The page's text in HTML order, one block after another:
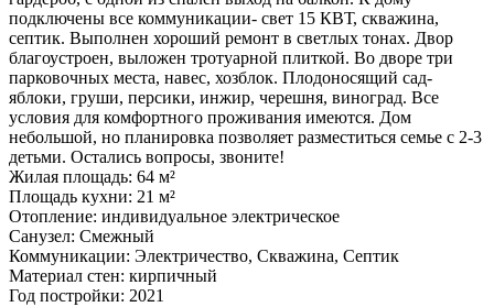
подключены все коммуникации- свет 15 КВТ, скважина,
септик. Выполнен хороший ремонт в светлых тонах. Двор
благоустроен, выложен тротуарной плиткой. Во дворе три
парковочных места, навес, хозблок. Плодоносящий сад-
яблоки, груши, персики, инжир, черешня, виноград. Все
условия для комфортного проживания имеются. Дом
небольшой, но планировка позволяет разместиться семье с 2-3
детьми. Остались вопросы, звоните!
Жилая площадь: 64 м²
Площадь кухни: 21 м²
Отопление: индивидуальное электрическое
Санузел: Смежный
Коммуникации: Электричество, Скважина, Септик
Материал стен: кирпичный
Год постройки: 2021